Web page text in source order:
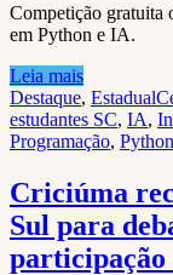
Competição gratuita
em Python e IA.
Leia mais
Destaque, Estadual
estudantes SC, IA,
Programação, Python
Criciúma
Sul para
participação